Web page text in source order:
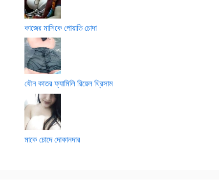
কাজের মাসিকে পোয়াতি চোদা
যৌন কাতর ফ্যামিলি রিয়েল থ্রিসাম
মাকে চোদে দোকানদার